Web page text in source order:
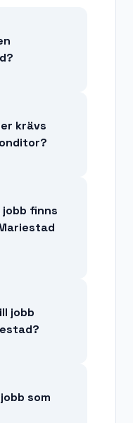
krävs
jobb finns
jobb
som